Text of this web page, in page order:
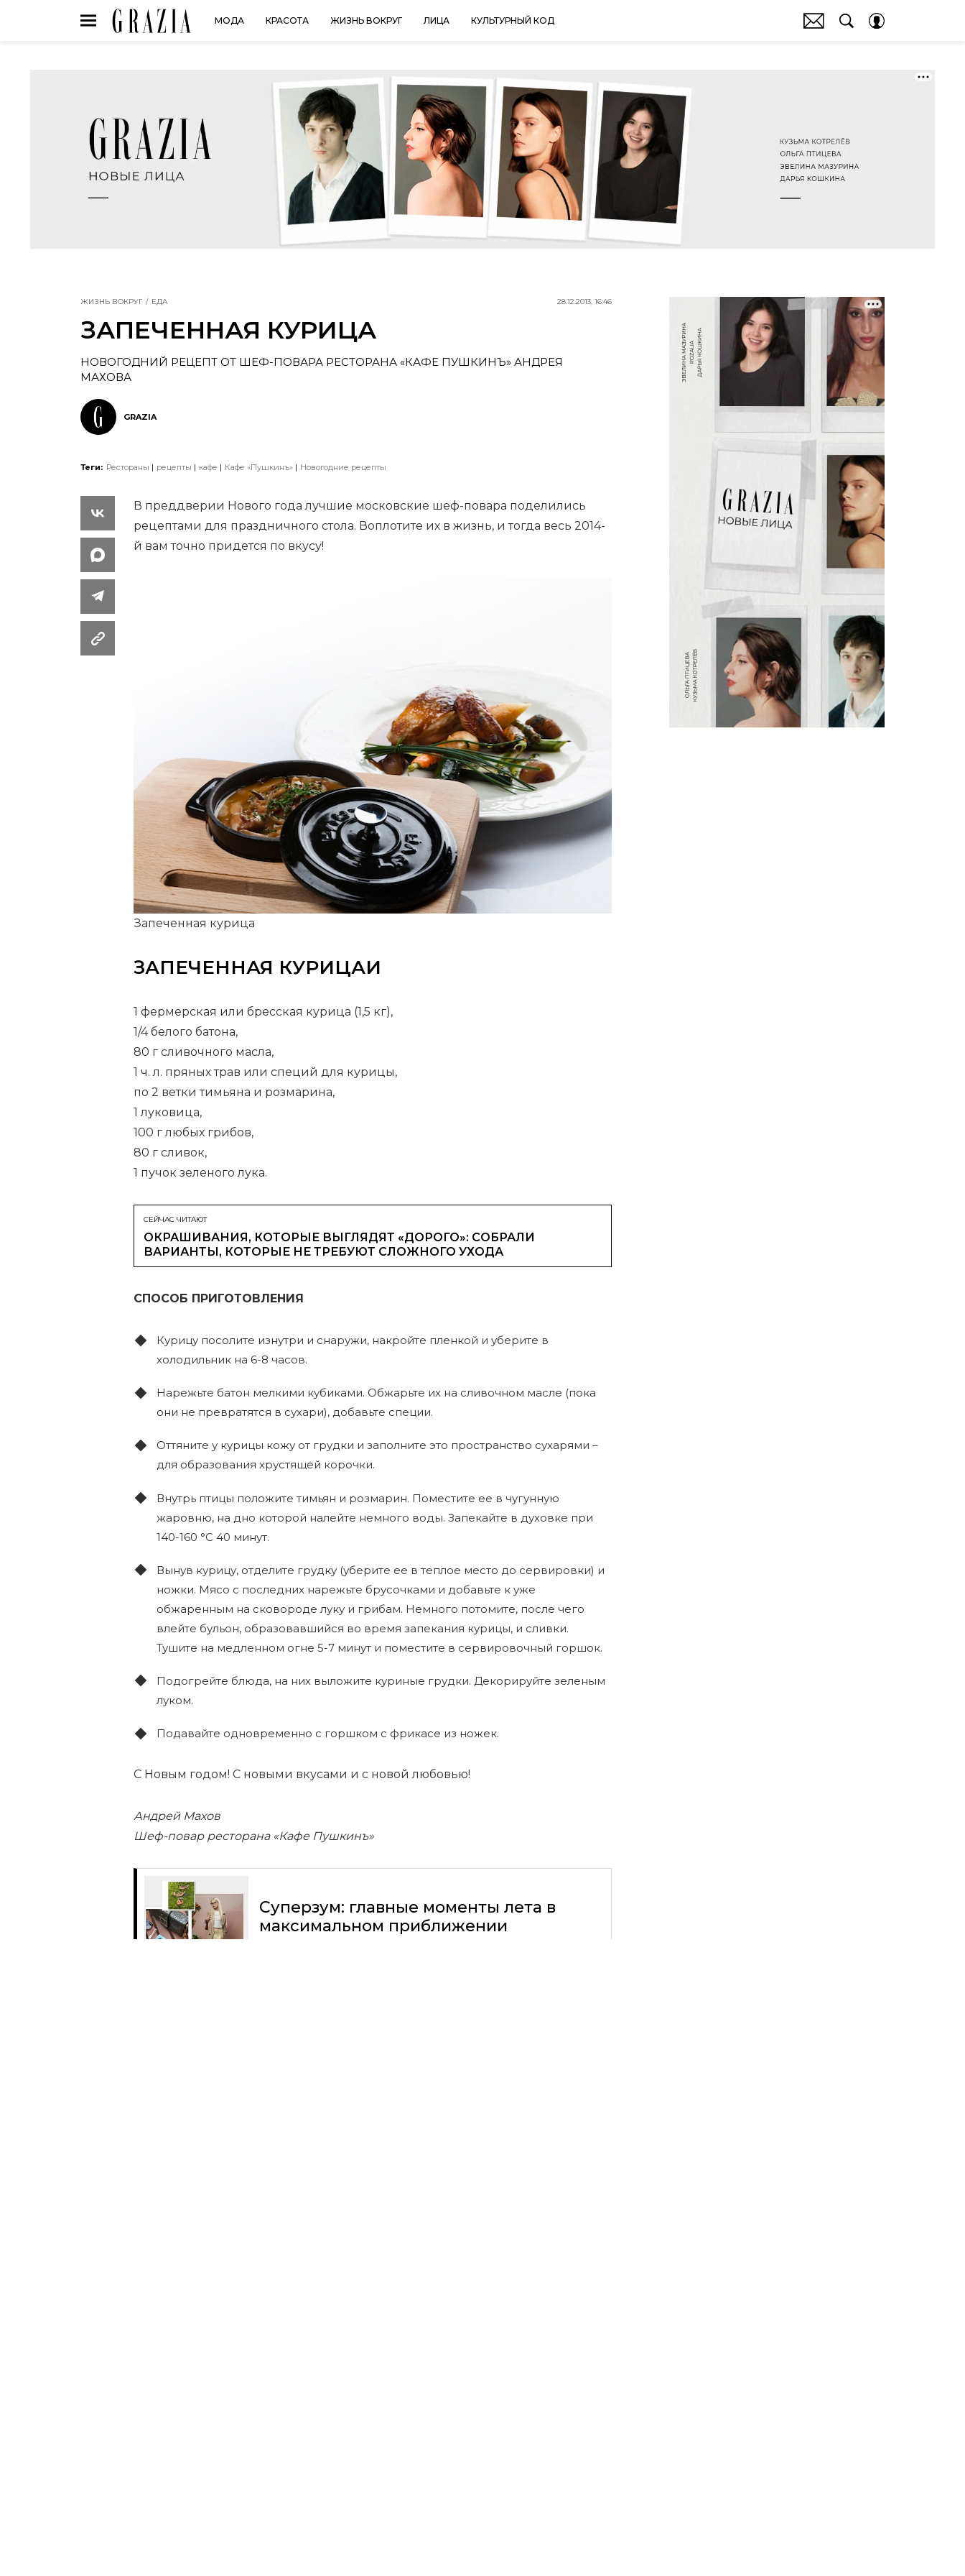
МОДА КРАСОТА ЖИЗНЬ ВОКРУГ ЛИЦА КУЛЬТУРНЫЙ КОД
ЖИЗНЬ ВОКРУГ ЕДА 28.12.2013, 16:46
ЗАПЕЧЕННАЯ КУРИЦА
НОВОГОДНИЙ РЕЦЕПТ ОТ ШЕФ-ПОВАРА РЕСТОРАНА «КАФЕ ПУШКИНЪ» АНДРЕЯ
МАХОВА
GRAZIA
Теги: Рестораны рецепты кафе Кафе «Пушкинъ» Новогодние рецепты
В преддверии Нового года лучшие московские шеф-повара поделились
рецептами для праздничного стола. Воплотите их в жизнь, и тогда весь 2014-
й вам точно придется по вкусу!
Запеченная курица
ЗАПЕЧЕННАЯ КУРИЦАИ
1 фермерская или бресская курица (1,5 кг),
1/4 белого батона,
80 г сливочного масла,
1 ч. л. пряных трав или специй для курицы,
по 2 ветки тимьяна и розмарина,
1 луковица,
100 г любых грибов,
80 г сливок,
1 пучок зеленого лука.
СЕЙЧАС ЧИТАЮТ
ОКРАШИВАНИЯ, КОТОРЫЕ ВЫГЛЯДЯТ «ДОРОГО»: СОБРАЛИ
ВАРИАНТЫ, КОТОРЫЕ НЕ ТРЕБУЮТ СЛОЖНОГО УХОДА
СПОСОБ ПРИГОТОВЛЕНИЯ
Курицу посолите изнутри и снаружи, накройте пленкой и уберите в
холодильник на 6-8 часов.
Нарежьте батон мелкими кубиками. Обжарьте их на сливочном масле (пока
они не превратятся в сухари), добавьте специи.
Оттяните у курицы кожу от грудки и заполните это пространство сухарями –
для образования хрустящей корочки.
Внутрь птицы положите тимьян и розмарин. Поместите ее в чугунную
жаровню, на дно которой налейте немного воды. Запекайте в духовке при
140-160 °C 40 минут.
Вынув курицу, отделите грудку (уберите ее в теплое место до сервировки) и
ножки. Мясо с последних нарежьте брусочками и добавьте к уже
обжаренным на сковороде луку и грибам. Немного потомите, после чего
влейте бульон, образовавшийся во время запекания курицы, и сливки.
Тушите на медленном огне 5-7 минут и поместите в сервировочный горшок.
Подогрейте блюда, на них выложите куриные грудки. Декорируйте зеленым
луком.
Подавайте одновременно с горшком с фрикасе из ножек.
С Новым годом! С новыми вкусами и с новой любовью!
Андрей Махов
Шеф-повар ресторана «Кафе Пушкинъ»
Суперзум: главные моменты лета в
максимальном приближении